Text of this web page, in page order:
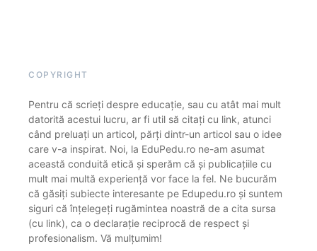
COPYRIGHT
Pentru că scrieți despre educație, sau cu atât mai mult
datorită acestui lucru, ar fi util să citați cu link, atunci
când preluați un articol, părți dintr-un articol sau o idee
care v-a inspirat. Noi, la EduPedu.ro ne-am asumat
această conduită etică și sperăm că și publicațiile cu
mult mai multă experiență vor face la fel. Ne bucurăm
că găsiți subiecte interesante pe Edupedu.ro și suntem
siguri că înțelegeți rugămintea noastră de a cita sursa
(cu link), ca o declarație reciprocă de respect și
profesionalism. Vă mulțumim!